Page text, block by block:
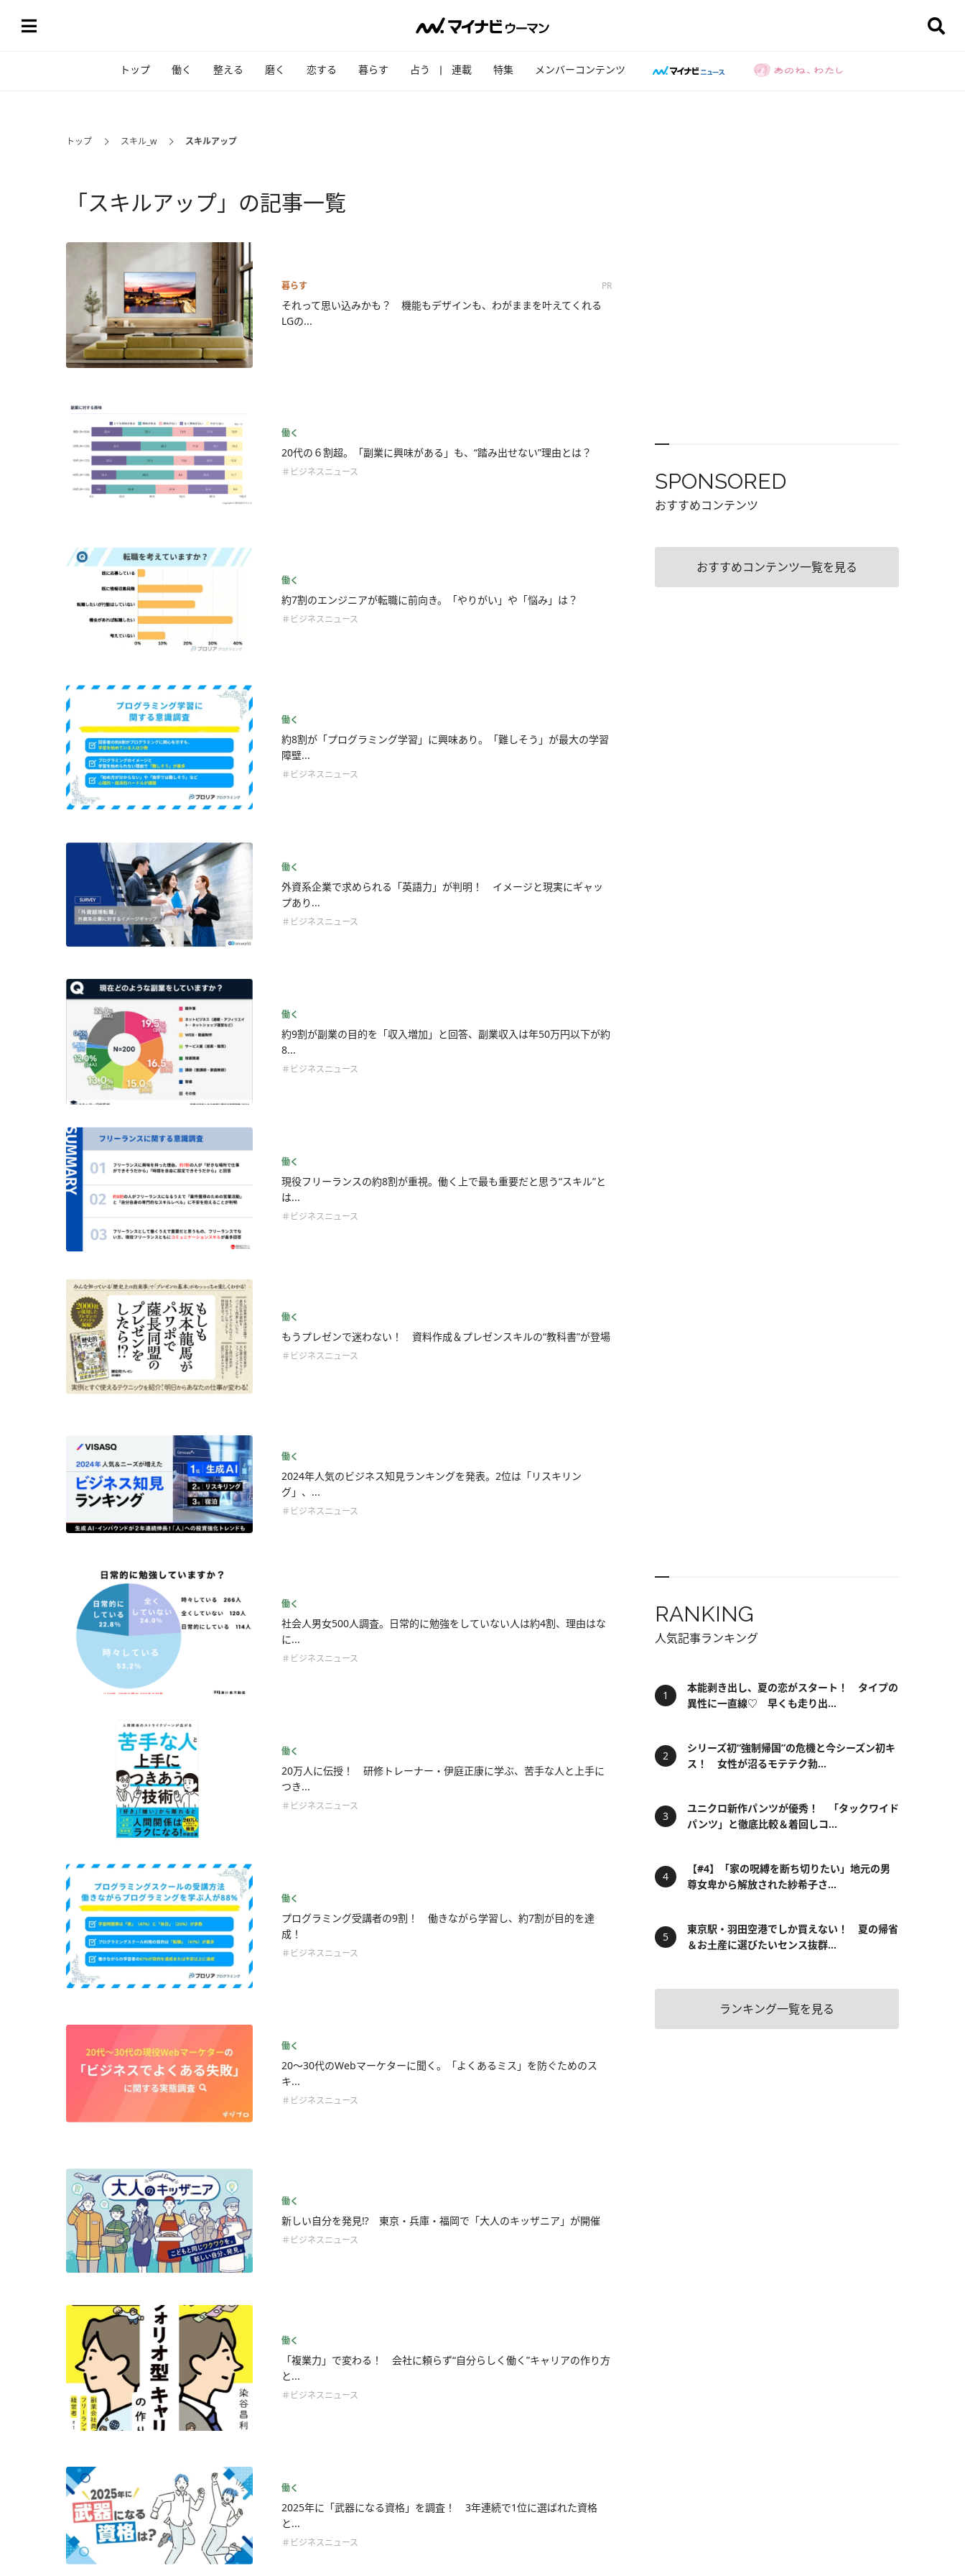
トップ 働く 整える 磨く 恋する 暮らす 占う 連載 特集 メンバーコンテンツ
トップ スキル_w スキルアップ
「スキルアップ」の記事一覧
暮らす PR
それって思い込みかも？ 機能もデザインも、わがままを叶えてくれる
LGの...
働く
20代の６割超。「副業に興味がある」も、“踏み出せない”理由とは？
＃ビジネスニュース
働く
約7割のエンジニアが転職に前向き。「やりがい」や「悩み」は？
＃ビジネスニュース
働く
約8割が「プログラミング学習」に興味あり。「難しそう」が最大の学習
障壁...
＃ビジネスニュース
働く
外資系企業で求められる「英語力」が判明！ イメージと現実にギャッ
プあり...
＃ビジネスニュース
働く
約9割が副業の目的を「収入増加」と回答、副業収入は年50万円以下が約
8...
＃ビジネスニュース
働く
現役フリーランスの約8割が重視。働く上で最も重要だと思う“スキル”と
は...
＃ビジネスニュース
働く
もうプレゼンで迷わない！ 資料作成＆プレゼンスキルの“教科書”が登場
＃ビジネスニュース
働く
2024年人気のビジネス知見ランキングを発表。2位は「リスキリン
グ」、...
＃ビジネスニュース
働く
社会人男女500人調査。日常的に勉強をしていない人は約4割、理由はな
に...
＃ビジネスニュース
働く
20万人に伝授！ 研修トレーナー・伊庭正康に学ぶ、苦手な人と上手に
つき...
＃ビジネスニュース
働く
プログラミング受講者の9割！ 働きながら学習し、約7割が目的を達
成！
＃ビジネスニュース
働く
20～30代のWebマーケターに聞く。「よくあるミス」を防ぐためのス
キ...
＃ビジネスニュース
働く
新しい自分を発見⁉ 東京・兵庫・福岡で「大人のキッザニア」が開催
＃ビジネスニュース
働く
「複業力」で変わる！ 会社に頼らず“自分らしく働く”キャリアの作り方
と...
＃ビジネスニュース
働く
2025年に「武器になる資格」を調査！ 3年連続で1位に選ばれた資格
と...
＃ビジネスニュース
SPONSORED
おすすめコンテンツ
おすすめコンテンツ一覧を見る
RANKING
人気記事ランキング
本能剥き出し、夏の恋がスタート！ タイプの
異性に一直線♡ 早くも走り出...
シリーズ初“強制帰国”の危機と今シーズン初キ
ス！ 女性が沼るモテテク勃...
ユニクロ新作パンツが優秀！ 「タックワイド
パンツ」と徹底比較＆着回しコ...
【#4】「家の呪縛を断ち切りたい」地元の男
尊女卑から解放された紗希子さ...
東京駅・羽田空港でしか買えない！ 夏の帰省
＆お土産に選びたいセンス抜群...
ランキング一覧を見る